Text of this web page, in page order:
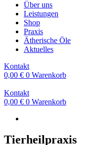
Über uns
Leistungen
Shop
Praxis
Ätherische Öle
Aktuelles
Kontakt
0,00 € 0 Warenkorb
Kontakt
0,00 € 0 Warenkorb
Tierheilpraxis